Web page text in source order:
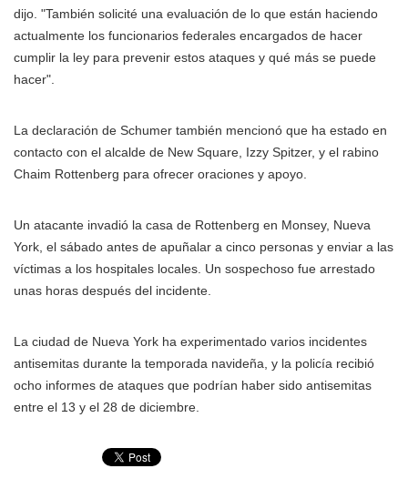
dijo. "También solicité una evaluación de lo que están haciendo
actualmente los funcionarios federales encargados de hacer
cumplir la ley para prevenir estos ataques y qué más se puede
hacer".
La declaración de Schumer también mencionó que ha estado en
contacto con el alcalde de New Square, Izzy Spitzer, y el rabino
Chaim Rottenberg para ofrecer oraciones y apoyo.
Un atacante invadió la casa de Rottenberg en Monsey, Nueva
York, el sábado antes de apuñalar a cinco personas y enviar a las
víctimas a los hospitales locales. Un sospechoso fue arrestado
unas horas después del incidente.
La ciudad de Nueva York ha experimentado varios incidentes
antisemitas durante la temporada navideña, y la policía recibió
ocho informes de ataques que podrían haber sido antisemitas
entre el 13 y el 28 de diciembre.